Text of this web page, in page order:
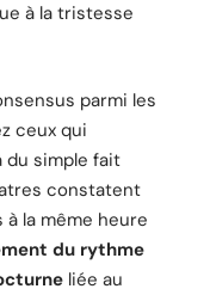
à la tristesse
parmi les
ceux qui
simple fait
constatent
la même heure
du rythme
liée au